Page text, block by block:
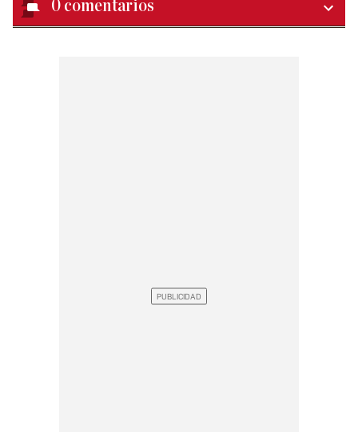
0 comentarios